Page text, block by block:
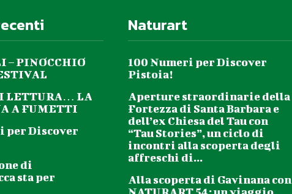
– PINOCCHIO
LETTURA… LA
A FUMETTI
per Discover
di
sta per
Naturart
100 Numeri per Discover
Pistoia!
Aperture straordinarie della
Fortezza di Santa Barbara e
dell’ex Chiesa del Tau con
“Tau Stories”, un ciclo di
incontri alla scoperta degli
affreschi di...
Alla scoperta di Gavinana con